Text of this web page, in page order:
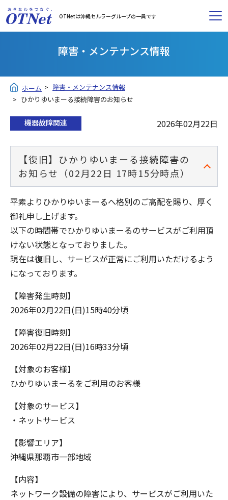
OTNetは沖縄セルラーグループの一員です
障害・メンテナンス情報
ホーム
障害・メンテナンス情報
ひかりゆいまーる接続障害のお知らせ
機器故障関連 2026年02月22日
【復旧】ひかりゆいまーる接続障害の
お知らせ（02月22日 17時15分時点）
平素よりひかりゆいまーるへ格別のご高配を賜り、厚く
御礼申し上げます。
以下の時間帯でひかりゆいまーるのサービスがご利用頂
けない状態となっておりました。
現在は復旧し、サービスが正常にご利用いただけるよう
になっております。
【障害発生時刻】
2026年02月22日(日)15時40分頃
【障害復旧時刻】
2026年02月22日(日)16時33分頃
【対象のお客様】
ひかりゆいまーるをご利用のお客様
【対象のサービス】
・ネットサービス
【影響エリア】
沖縄県那覇市一部地域
【内容】
ネットワーク設備の障害により、サービスがご利用いた